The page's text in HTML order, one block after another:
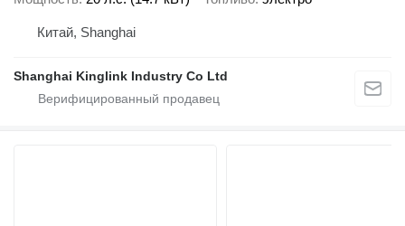
Китай, Shanghai
Shanghai Kinglink Industry Co Ltd